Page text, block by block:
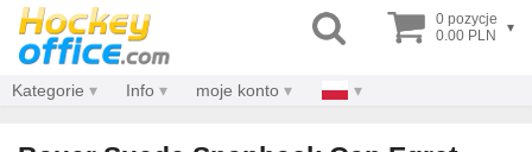
0 pozycje
0.00 PLN
▾
Kategorie Info moje konto